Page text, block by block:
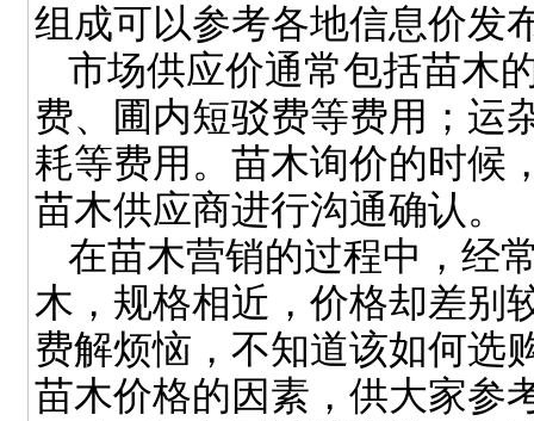
组成可以参考各地信息价发
市场供应价通常包括苗木
费、圃内短驳费等费用；运
耗等费用。苗木询价的时候
苗木供应商进行沟通确认。
在苗木营销的过程中，经
木，规格相近，价格却差别
费解烦恼，不知道该如何选
苗木价格的因素，供大家参